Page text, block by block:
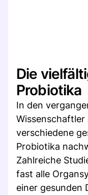
Die
Probiotika
In den
verschiedene
Probiotika
Zahlreiche
fast alle
einer gesunden